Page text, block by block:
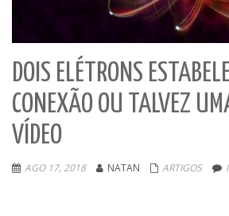
DOIS ELÉTRONS
CONEXÃO OU TALVEZ
VÍDEO
AGO 17, 2018 NATAN ARTIGOS